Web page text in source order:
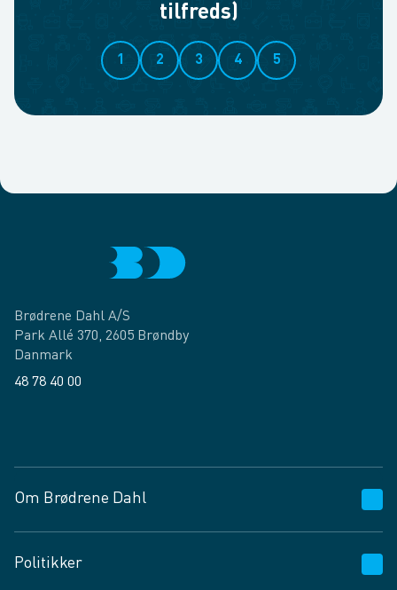
tilfreds)
1 2 3 4 5
Brødrene Dahl A/S
Park Allé 370, 2605 Brøndby
Danmark
48 78 40 00
Om Brødrene Dahl
Vagttelefon 30 10 89 89
Politikker